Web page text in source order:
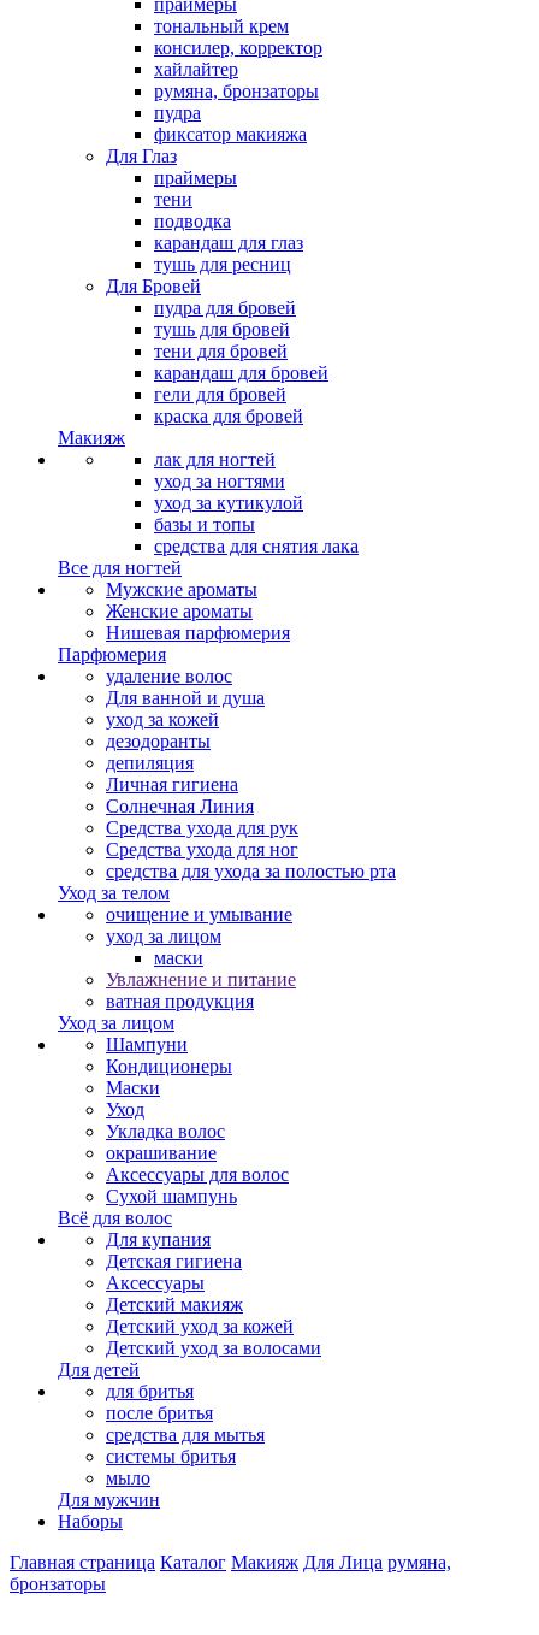
праймеры
тональный крем
консилер, корректор
хайлайтер
румяна, бронзаторы
пудра
фиксатор макияжа
Для Глаз
праймеры
тени
подводка
карандаш для глаз
тушь для ресниц
Для Бровей
пудра для бровей
тушь для бровей
тени для бровей
карандаш для бровей
гели для бровей
краска для бровей
Макияж
лак для ногтей
уход за ногтями
уход за кутикулой
базы и топы
средства для снятия лака
Все для ногтей
Мужские ароматы
Женские ароматы
Нишевая парфюмерия
Парфюмерия
удаление волос
Для ванной и душа
уход за кожей
дезодоранты
депиляция
Личная гигиена
Солнечная Линия
Средства ухода для рук
Средства ухода для ног
средства для ухода за полостью рта
Уход за телом
очищение и умывание
уход за лицом
маски
Увлажнение и питание
ватная продукция
Уход за лицом
Шампуни
Кондиционеры
Маски
Уход
Укладка волос
окрашивание
Аксессуары для волос
Сухой шампунь
Всё для волос
Для купания
Детская гигиена
Аксессуары
Детский макияж
Детский уход за кожей
Детский уход за волосами
Для детей
для бритья
после бритья
средства для мытья
системы бритья
мыло
Для мужчин
Наборы
Главная страница Каталог Макияж Для Лица румяна,
бронзаторы